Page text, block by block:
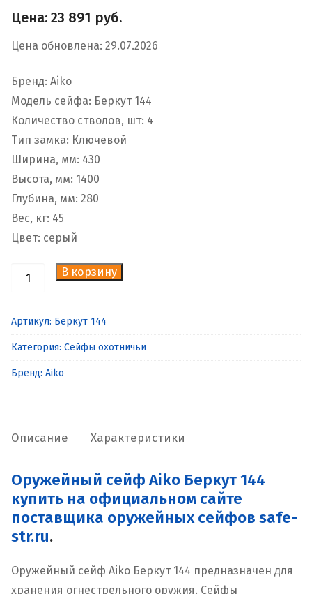
Цена: 23 891 руб.
Цена обновлена: 29.07.2026
Бренд: Aiko
Модель сейфа: Беркут 144
Количество стволов, шт: 4
Тип замка: Ключевой
Ширина, мм: 430
Высота, мм: 1400
Глубина, мм: 280
Вес, кг: 45
Цвет: серый
Количество
сейф
Aiko
Беркут
В корзину
Артикул: Беркут 144
Категория: Сейфы охотничьи
Бренд: Aiko
Описание Характеристики
Оружейный сейф Aiko Беркут 144
купить на официальном сайте
поставщика оружейных сейфов safe-
str.ru.
Оружейный сейф Aiko Беркут 144 предназначен для
хранения огнестрельного оружия. Сейфы